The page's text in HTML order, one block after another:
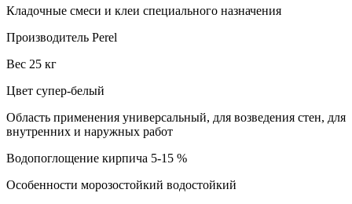
Кладочные смеси и клеи специального назначения
Производитель Perel
Вес 25 кг
Цвет супер-белый
Область применения универсальный, для возведения стен, для
внутренних и наружных работ
Водопоглощение кирпича 5-15 %
Особенности морозостойкий водостойкий